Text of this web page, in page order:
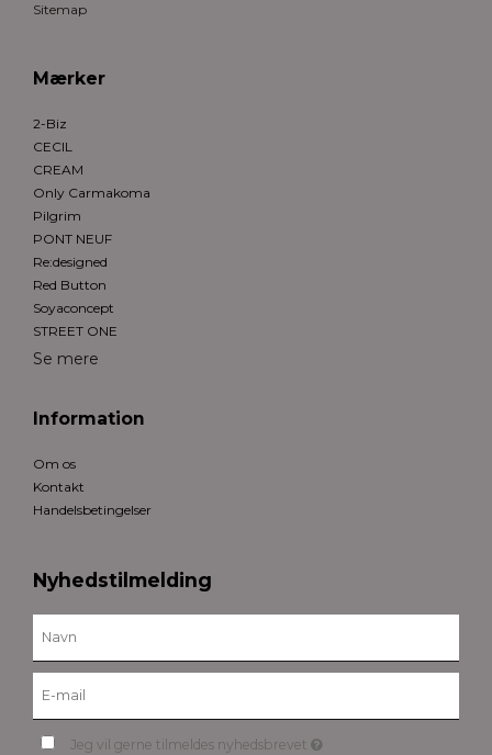
Sitemap
Mærker
2-Biz
CECIL
CREAM
Only Carmakoma
Pilgrim
PONT NEUF
Re:designed
Red Button
Soyaconcept
STREET ONE
Se mere
Information
Om os
Kontakt
Handelsbetingelser
Nyhedstilmelding
Jeg vil gerne tilmeldes nyhedsbrevet